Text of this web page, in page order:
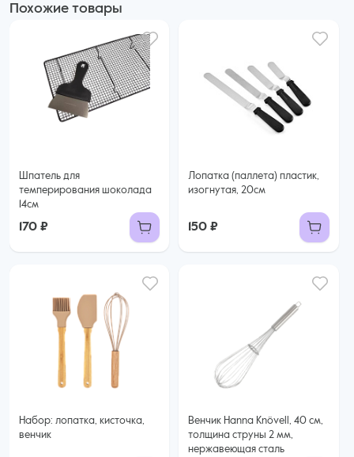
Похожие товары
Шпатель для
темперирования шоколада
14см
170 ₽
Лопатка (паллета) пластик,
изогнутая, 20см
150 ₽
Набор: лопатка, кисточка,
венчик
Венчик Hanna Knövell, 40 см,
толщина струны 2 мм,
нержавеющая сталь